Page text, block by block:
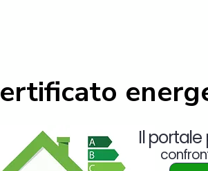
Il portale